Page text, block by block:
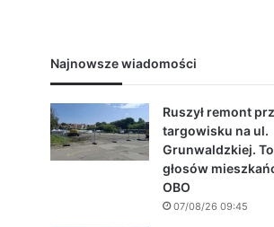
Najnowsze wiadomości
Ruszył remont
targowisku na ul.
Grunwaldzkiej.
głosów
OBO
07/08/26 09:45